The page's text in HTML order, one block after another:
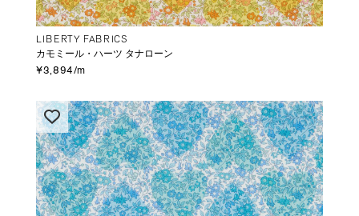
LIBERTY FABRICS
カモミール・ハーツ タナローン
¥3,894/m